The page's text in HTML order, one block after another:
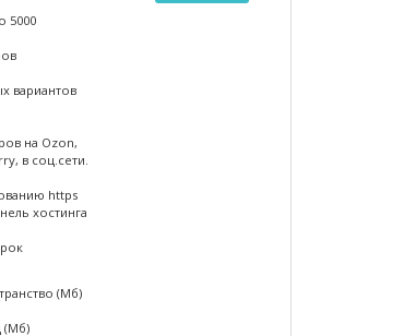
5000
вариантов
на Ozon,
в соц.сети.
https
хостинга
(Мб)
(Мб)